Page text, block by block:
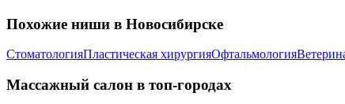
Похожие ниши в Новосибирске
СтоматологияПластическая хирургияОфтальмология
Массажный салон в топ-городах